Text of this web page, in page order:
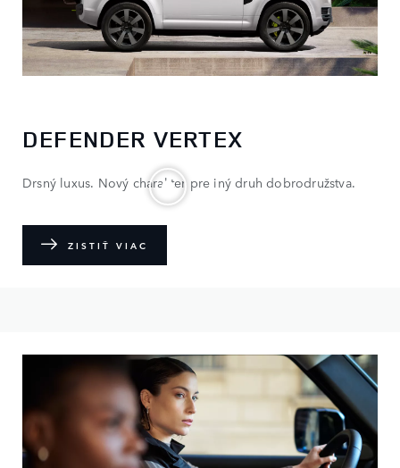
DEFENDER VERTEX
Drsný luxus. Nový charakter pre iný druh dobrodružstva.
ZISTIŤ VIAC
Vyberte si Defender. A urobte z neho svoj.